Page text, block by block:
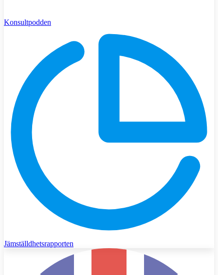
Konsultpodden
Jämställdhetsrapporten